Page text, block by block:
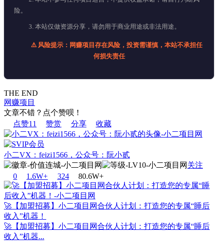
险。
3. 本站仅做资源分享，请勿用于商业用途或非法用途。
⚠️ 风险提示：网赚项目存在风险，投资需谨慎，本站不承担任
何损失责任
THE END
网赚项目
文章不错？点个赞呗！
点赞11 赞赏 分享 收藏
小二VX：feizi1566，公众号：阮小贰
关注
0
1.6W+ 324 80.6W+
🚀【加盟招募】小二项目网合伙人计划：打造您的专属“睡后
收入”机器！
🚀【加盟招募】小二项目网合伙人计划：打造您的专属“睡后
收入”机器...